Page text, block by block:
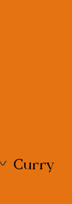
Curry